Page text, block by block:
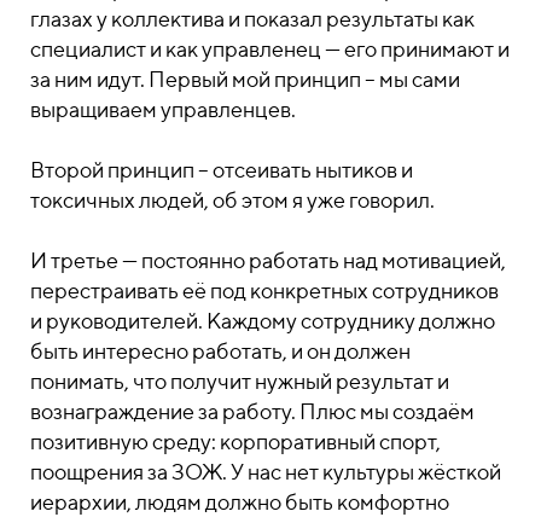
глазах у коллектива и показал результаты как
специалист и как управленец — его принимают и
за ним идут. Первый мой принцип – мы сами
выращиваем управленцев.
Второй принцип – отсеивать нытиков и
токсичных людей, об этом я уже говорил.
И третье — постоянно работать над мотивацией,
перестраивать её под конкретных сотрудников
и руководителей. Каждому сотруднику должно
быть интересно работать, и он должен
понимать, что получит нужный результат и
вознаграждение за работу. Плюс мы создаём
позитивную среду: корпоративный спорт,
поощрения за ЗОЖ. У нас нет культуры жёсткой
иерархии, людям должно быть комфортно